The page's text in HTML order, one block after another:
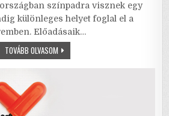
te
r
l
l
s
A
e
színpadra visznek egy
különleges helyet foglal el a
Előadásaik…
TOVÁBB OLVASOMAZ
ÜZLET
AZ